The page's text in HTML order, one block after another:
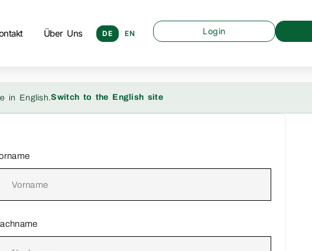
Über Uns DE EN Login
in English.Switch to the English site